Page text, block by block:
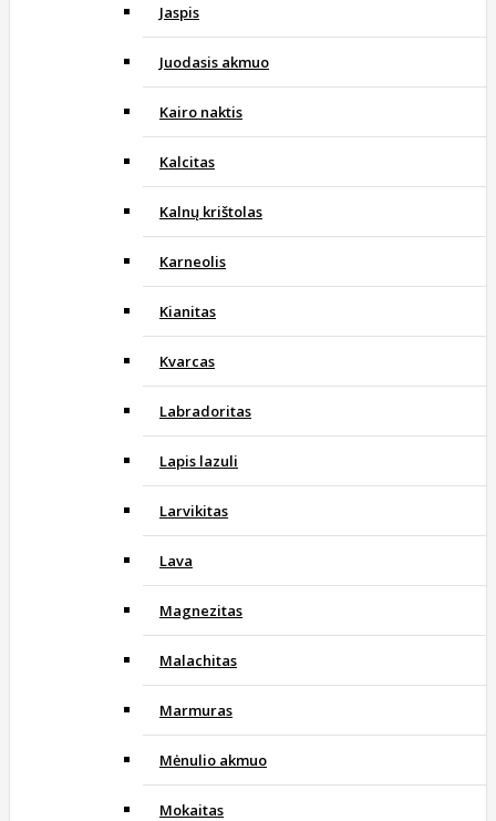
Jaspis
Juodasis akmuo
Kairo naktis
Kalcitas
Kalnų krištolas
Karneolis
Kianitas
Kvarcas
Labradoritas
Lapis lazuli
Larvikitas
Lava
Magnezitas
Malachitas
Marmuras
Mėnulio akmuo
Mokaitas